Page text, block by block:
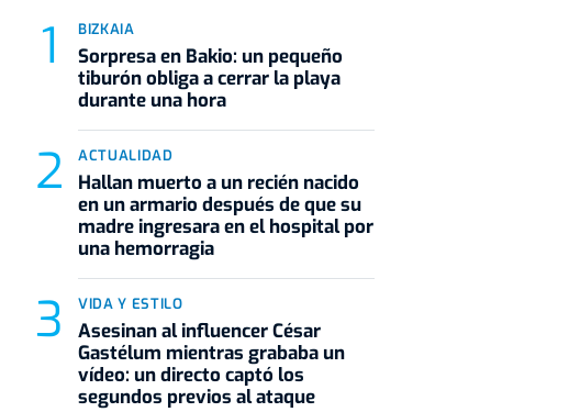
BIZKAIA
Sorpresa en Bakio: un pequeño
tiburón obliga a cerrar la playa
durante una hora
ACTUALIDAD
Hallan muerto a un recién nacido
en un armario después de que su
madre ingresara en el hospital por
una hemorragia
VIDA Y ESTILO
Asesinan al influencer César
Gastélum mientras grababa un
vídeo: un directo captó los
segundos previos al ataque